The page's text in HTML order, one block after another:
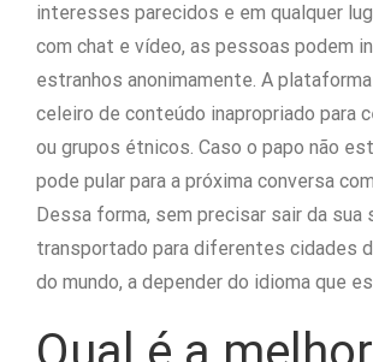
interesses parecidos e em qualquer
com chat e vídeo, as pessoas podem
estranhos anonimamente. A
celeiro de conteúdo inapropriado para
ou grupos étnicos. Caso o papo não
pode pular para a próxima conversa
Dessa forma, sem precisar sair da sua
transportado para diferentes cidades
do mundo, a depender do idioma que